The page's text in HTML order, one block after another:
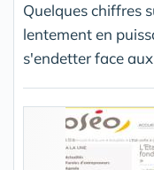
Quelques chiffres
lentement en
s'endetter face